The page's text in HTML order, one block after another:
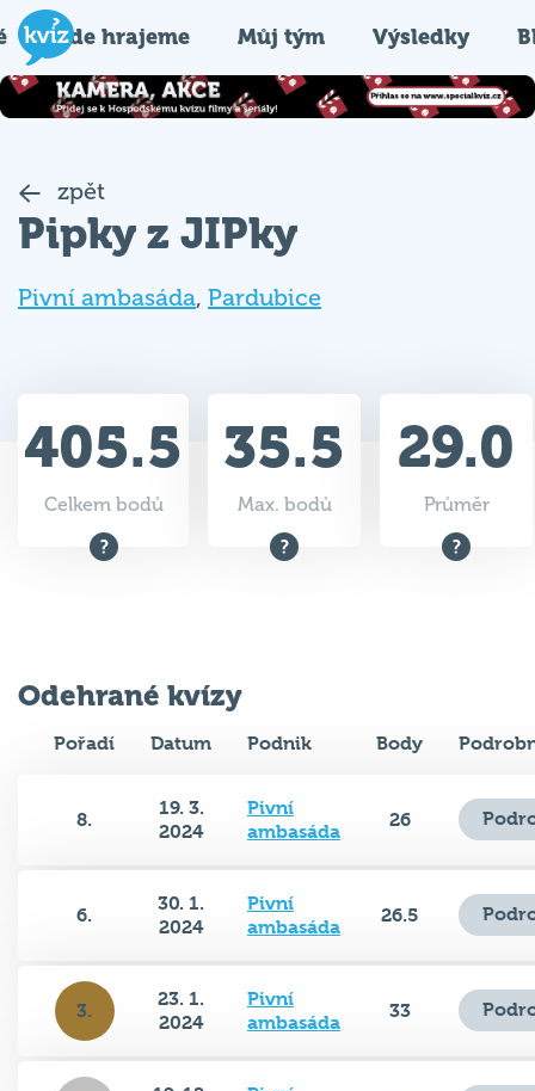
Kde hrajeme Můj tým Výsledky
zpět
Pipky z JIPky
Pivní ambasáda, Pardubice
405.5
Celkem bodů
35.5
Max. bodů
29.0
Průměr
Odehrané kvízy
Pořadí Datum Podnik Body
8.
19. 3.
2024
Pivní
ambasáda
26
6.
30. 1.
2024
Pivní
ambasáda
26.5
3.
23. 1.
2024
Pivní
ambasáda
33